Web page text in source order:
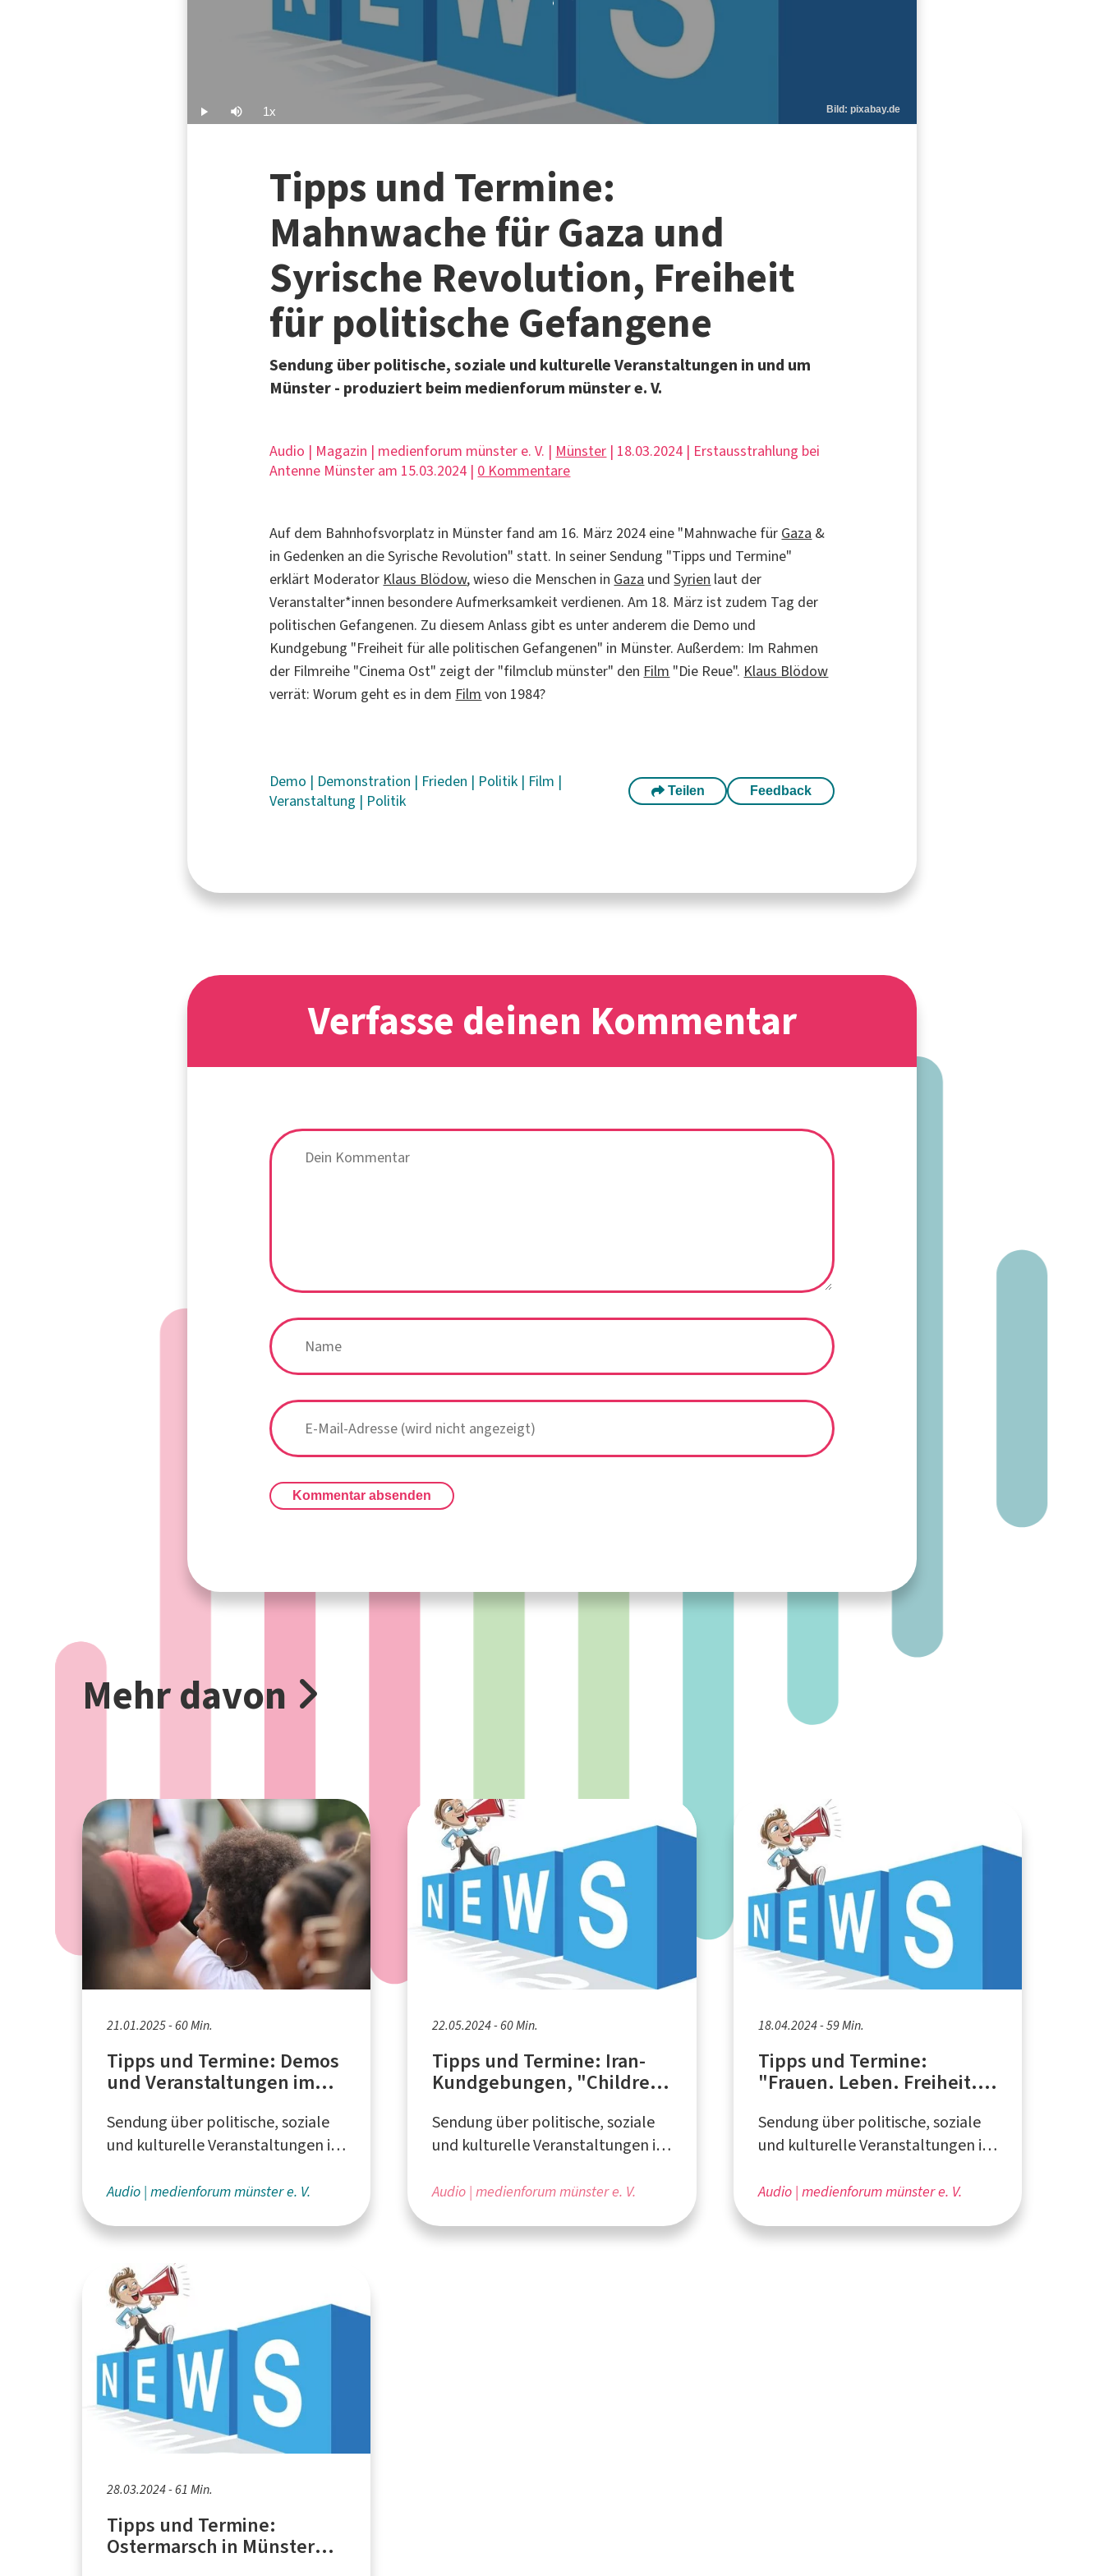
Play Mute 1xPlayback
Rate
Bild: pixabay.de
Tipps und Termine:
Mahnwache für Gaza und
Syrische Revolution, Freiheit
für politische Gefangene
Sendung über politische, soziale und kulturelle Veranstaltungen in und um
Münster - produziert beim medienforum münster e. V.
Audio | Magazin | medienforum münster e. V. | Münster | 18.03.2024 | Erstausstrahlung bei
Antenne Münster am 15.03.2024 | 0 Kommentare
Auf dem Bahnhofsvorplatz in Münster fand am 16. März 2024 eine "Mahnwache für Gaza &
in Gedenken an die Syrische Revolution" statt. In seiner Sendung "Tipps und Termine"
erklärt Moderator Klaus Blödow, wieso die Menschen in Gaza undSyrien laut der
Veranstalter*innen besondere Aufmerksamkeit verdienen. Am 18. März ist zudem Tag der
politischen Gefangenen. Zu diesem Anlass gibt es unter anderem die Demo und
Kundgebung "Freiheit für alle politischen Gefangenen" in Münster. Außerdem: Im Rahmen
der Filmreihe "Cinema Ost" zeigt der "filmclub münster" den Film "Die Reue". Klaus Blödow
verrät: Worum geht es in dem Film von 1984?
Demo | Demonstration | Frieden | Politik | Film |
Veranstaltung | Politik
Teilen Feedback
Verfasse deinen Kommentar
Kommentar absenden
Mehr davon
21.01.2025 - 60 Min.
Tipps und Termine: Demos
und Veranstaltungen im
Sendung über politische, soziale
und kulturelle Veranstaltungen in
medienforum münster e. V.
Audio medienforum münster e. V.
22.05.2024 - 60 Min.
Tipps und Termine: Iran-
Kundgebungen, "Children
"Schlachthäuser
schließen!"
Sendung über politische, soziale
und kulturelle Veranstaltungen in
medienforum münster e. V.
Audio medienforum münster e. V.
18.04.2024 - 59 Min.
Tipps und Termine:
"Frauen. Leben. Freiheit.",
Sendung über politische, soziale
und kulturelle Veranstaltungen in
medienforum münster e. V.
Audio medienforum münster e. V.
28.03.2024 - 61 Min.
Tipps und Termine:
Ostermarsch in Münster